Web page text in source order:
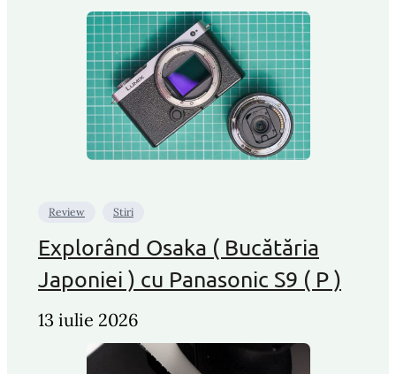
Review Stiri
Explorând Osaka ( Bucătăria
Japoniei ) cu Panasonic S9 ( P )
13 iulie 2026